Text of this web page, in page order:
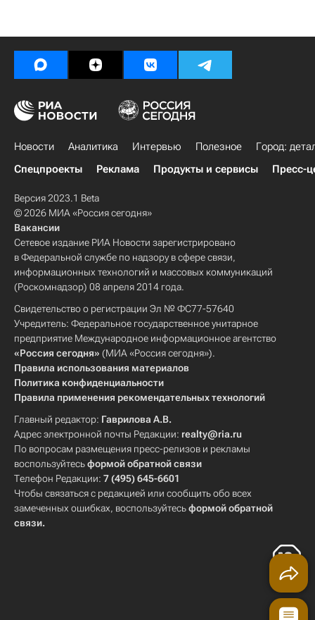
Новости Аналитика Интервью Полезное
Город:
Спецпроекты
Реклама Продукты и сервисы Пресс-
Версия 2023.1 Beta
© 2026 МИА «Россия сегодня»
Вакансии
Сетевое издание РИА Новости зарегистрировано
в Федеральной службе по надзору в сфере связи,
информационных технологий и массовых коммуникаций
(Роскомнадзор) 08 апреля 2014 года.
Свидетельство о регистрации Эл № ФС77-57640
Учредитель: Федеральное государственное унитарное
предприятие Международное информационное агентство
«Россия сегодня» (МИА «Россия сегодня»).
Правила использования материалов
Политика конфиденциальности
Правила применения рекомендательных технологий
Главный редактор: Гаврилова А.В.
Адрес электронной почты Редакции: realty@ria.ru
По вопросам размещения пресс-релизов и рекламы
воспользуйтесьформой обратной связи
Телефон Редакции: 7 (495) 645-6601
Чтобы связаться с редакцией или сообщить обо всех
замеченных ошибках, воспользуйтесьформой обратной
связи.